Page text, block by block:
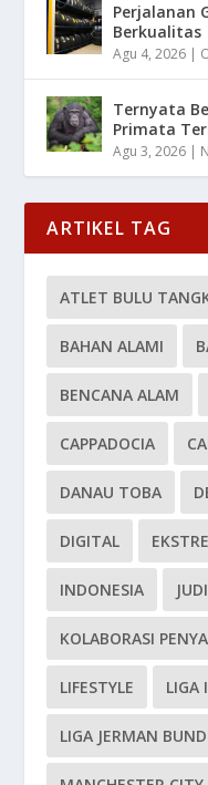
Perjalanan
Berkualitas
Agu 4, 2026 |
Ternyata
Primata
Agu 3, 2026 |
ARTIKEL TAG
ATLET BULU
BAHAN ALAMI
BENCANA ALAM
CAPPADOCIA
DANAU TOBA
DIGITAL
INDONESIA
KOLABORASI
LIFESTYLE LIGA
LIGA JERMAN